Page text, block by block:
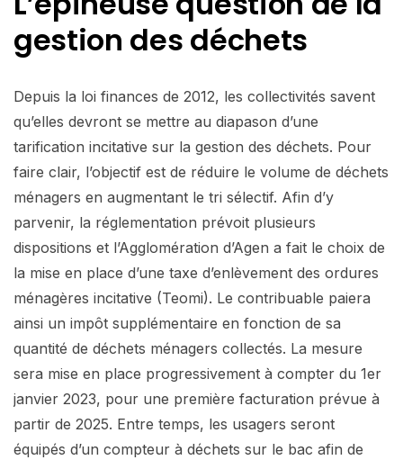
gestion des déchets
Depuis la loi finances de 2012, les collectivités savent
qu’elles devront se mettre au diapason d’une
tarification incitative sur la gestion des déchets. Pour
faire clair, l’objectif est de réduire le volume de déchets
ménagers en augmentant le tri sélectif. Afin d’y
parvenir, la réglementation prévoit plusieurs
dispositions et l’Agglomération d’Agen a fait le choix de
la mise en place d’une taxe d’enlèvement des ordures
ménagères incitative (Teomi). Le contribuable paiera
ainsi un impôt supplémentaire en fonction de sa
quantité de déchets ménagers collectés. La mesure
sera mise en place progressivement à compter du 1er
janvier 2023, pour une première facturation prévue à
partir de 2025. Entre temps, les usagers seront
équipés d’un compteur à déchets sur le bac afin de